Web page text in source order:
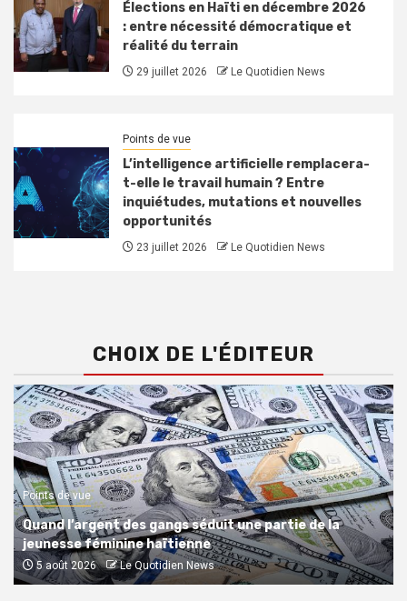
Élections en Haïti en décembre 2026
: entre nécessité démocratique et
réalité du terrain
29 juillet 2026 Le Quotidien News
Points de vue
L’intelligence artificielle remplacera-
t-elle le travail humain ? Entre
inquiétudes, mutations et nouvelles
opportunités
23 juillet 2026 Le Quotidien News
CHOIX DE L'ÉDITEUR
Points de vue
Quand l’argent des gangs séduit une partie de la
jeunesse féminine haïtienne
5 août 2026 Le Quotidien News